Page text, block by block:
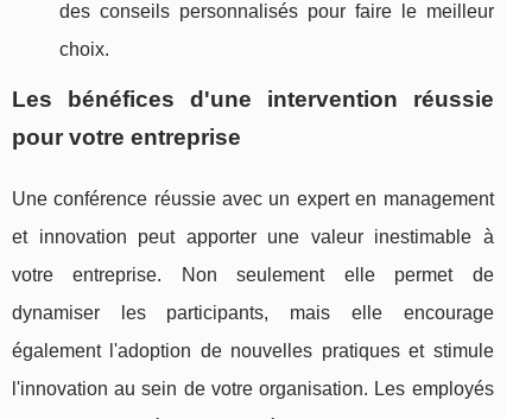
des conseils personnalisés pour faire le meilleur
choix.
Les bénéfices d'une intervention réussie
pour votre entreprise
Une conférence réussie avec un expert en management
et innovation peut apporter une valeur inestimable à
votre entreprise. Non seulement elle permet de
dynamiser les participants, mais elle encourage
également l'adoption de nouvelles pratiques et stimule
l'innovation au sein de votre organisation. Les employés